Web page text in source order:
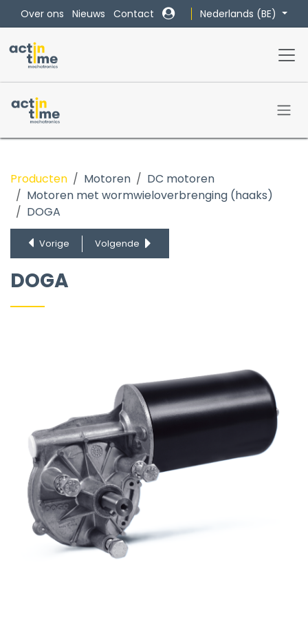
Overslaan naar inhoud
Over ons Nieuws Contact Nederlands (BE)
DOGA
Producten Motoren
DC motoren
Motoren met wormwieloverbrenging (haaks)
DOGA
Vorige Volgende
DOGA